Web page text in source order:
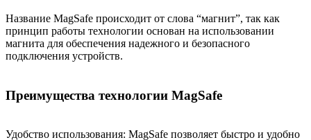
Название MagSafe происходит от слова “магнит”, так как
принцип работы технологии основан на использовании
магнита для обеспечения надежного и безопасного
подключения устройств.
Преимущества технологии MagSafe
Удобство использования: MagSafe позволяет быстро и удобно